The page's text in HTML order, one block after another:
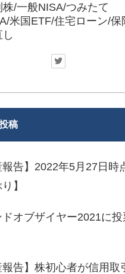
株/一般NISA/つみたて
米国ETF/住宅ローン/保
し
稿
報告】2022年5月27日時
】
ドオブザイヤー2021に投
報告】株初心者が信用取